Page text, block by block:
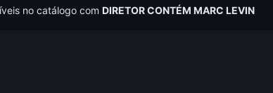
no catálogo comDIRETOR CONTÉM MARC LEVIN